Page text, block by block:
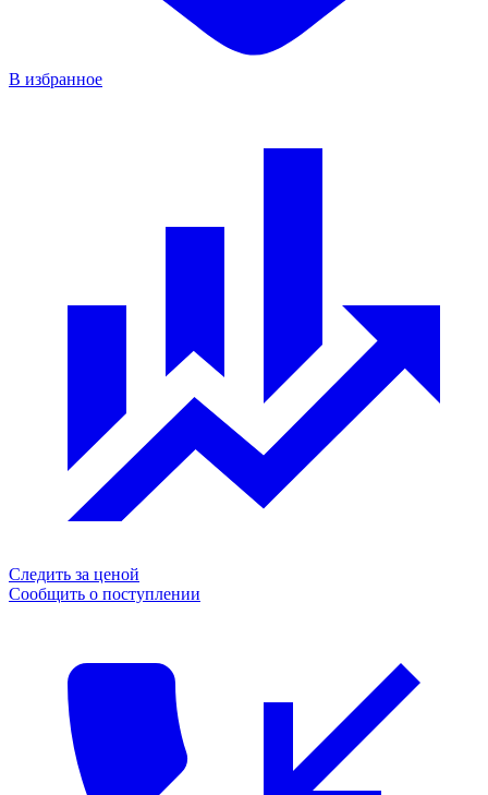
В избранное
Следить за ценой
Сообщить о поступлении